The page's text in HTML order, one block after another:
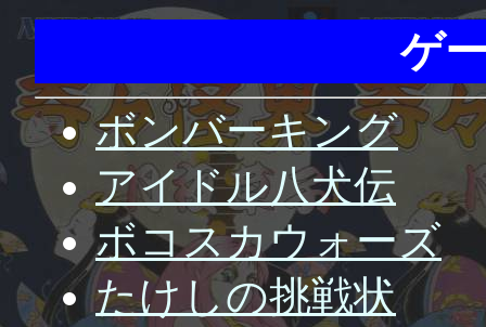
ゲ
ボンバーキング
アイドル八犬伝
ボコスカウォーズ
たけしの挑戦状